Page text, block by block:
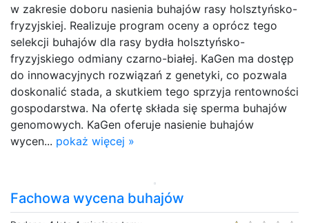
w zakresie doboru nasienia buhajów rasy holsztyńsko-
fryzyjskiej. Realizuje program oceny a oprócz tego
selekcji buhajów dla rasy bydła holsztyńsko-
fryzyjskiego odmiany czarno-białej. KaGen ma dostęp
do innowacyjnych rozwiązań z genetyki, co pozwala
doskonalić stada, a skutkiem tego sprzyja rentowności
gospodarstwa. Na ofertę składa się sperma buhajów
genomowych. KaGen oferuje nasienie buhajów
wycen... pokaż więcej »
Fachowa wycena buhajów